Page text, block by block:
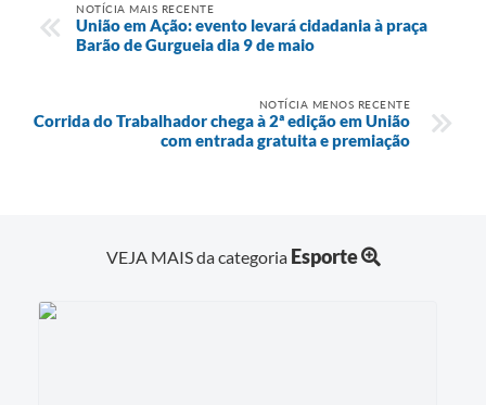
NOTÍCIA MAIS RECENTE
União em Ação: evento levará cidadania à praça
Barão de Gurgueia dia 9 de maio
NOTÍCIA MENOS RECENTE
Corrida do Trabalhador chega à 2ª edição em União
com entrada gratuita e premiação
VEJA MAIS da categoria Esporte